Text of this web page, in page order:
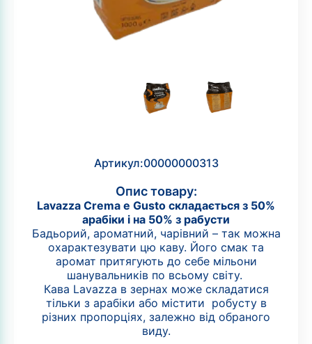
Артикул:00000000313
Опис товару:
Lavazza Crema e Gusto складається з 50%
арабіки і на 50% з рабусти
Бадьорий, ароматний, чарівний – так можна
охарактезувати цю каву. Його смак та
аромат притягують до себе мільони
шанувальників по всьому світу.
Кава Lavazza в зернах може складатися
тільки з арабіки або містити робусту в
різних пропорціях, залежно від обраного
виду.